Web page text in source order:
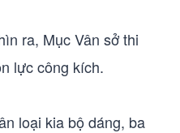
ra, Mục Vân sở thi
lực công kích.
loại kia bộ dáng, ba